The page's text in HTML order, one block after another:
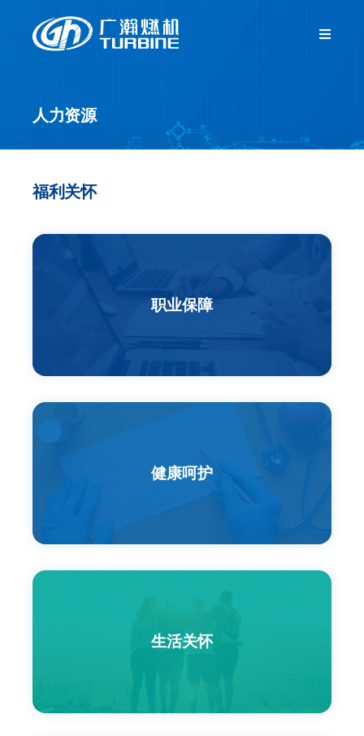
Toggle
新闻中心
产品中心
人力资源
福利关怀
职业保障
健康呵护
生活关怀